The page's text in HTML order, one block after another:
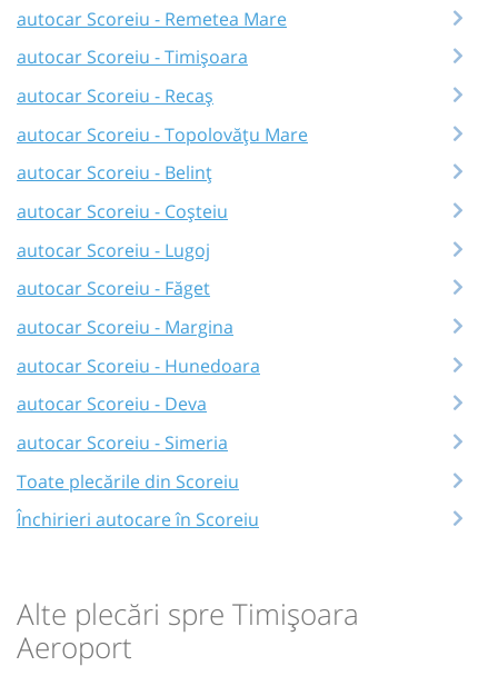
autocar Scoreiu - Remetea Mare
autocar Scoreiu - Timișoara
autocar Scoreiu - Recaș
autocar Scoreiu - Topolovățu Mare
autocar Scoreiu - Belinț
autocar Scoreiu - Coșteiu
autocar Scoreiu - Lugoj
autocar Scoreiu - Făget
autocar Scoreiu - Margina
autocar Scoreiu - Hunedoara
autocar Scoreiu - Deva
autocar Scoreiu - Simeria
Toate plecările din Scoreiu
Închirieri autocare în Scoreiu
Alte plecări spre Timișoara
Aeroport